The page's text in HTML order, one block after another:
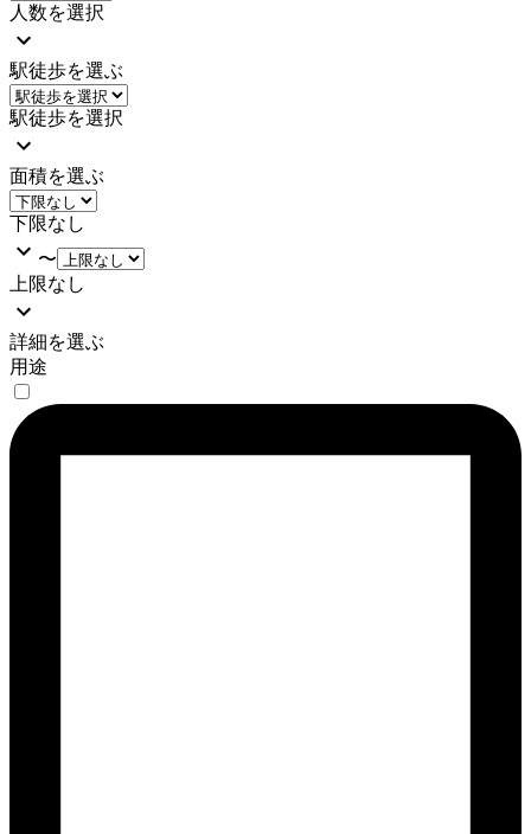
人数を選択
駅徒歩を選ぶ
駅徒歩を選択
面積を選ぶ
下限なし
〜
上限なし
詳細を選ぶ
用途